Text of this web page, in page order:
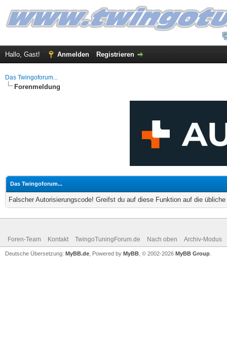
Hallo, Gast! Anmelden Registrieren
Das Twingoforum...
Forenmeldung
Das Twingoforum...
Falscher Autorisierungscode! Greifst du auf diese Funktion auf die
Foren-Team Kontakt TwingoTuningForum.de Nach oben Archiv-Modus
Deutsche Übersetzung: MyBB.de , Powered by MyBB , © 2002-2026 MyBB Group